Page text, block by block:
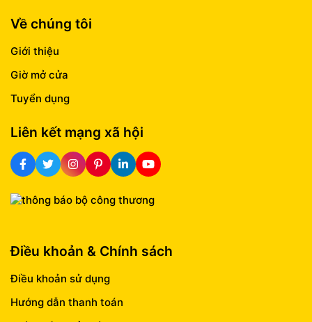
Về chúng tôi
Giới thiệu
Giờ mở cửa
Tuyển dụng
Liên kết mạng xã hội
Điều khoản & Chính sách
Điều khoản sử dụng
Hướng dẫn thanh toán